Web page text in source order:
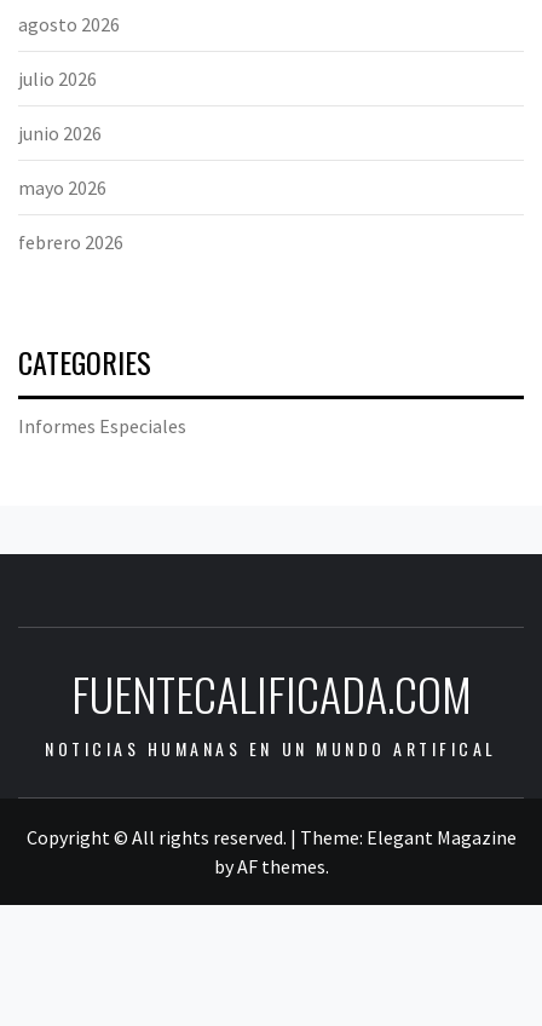
agosto 2026
julio 2026
junio 2026
mayo 2026
febrero 2026
CATEGORIES
Informes Especiales
FUENTECALIFICADA.COM
NOTICIAS HUMANAS EN UN MUNDO ARTIFICAL
Copyright © All rights reserved. | Theme: Elegant Magazine
byAF themes.